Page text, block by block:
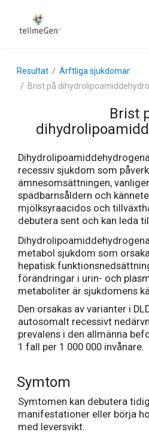
Resultat
Ärftliga sjukdomar
Brist på
Brist
recessiv sjukdom som
ämnesomsättningen,
spädbarnsåldern och
mjölksyraacidos och
debutera sent och kan leda
metabol sjukdom som
hepatisk
förändringar i urin- och
metaboliter är sjukdomens
Den orsakas av varianter i
autosomalt recessivt
prevalens i den allmänna
1 fall per 1 000 000 invånare.
Symtom
Symtomen kan debutera
manifestationer eller börja
med leversvikt.